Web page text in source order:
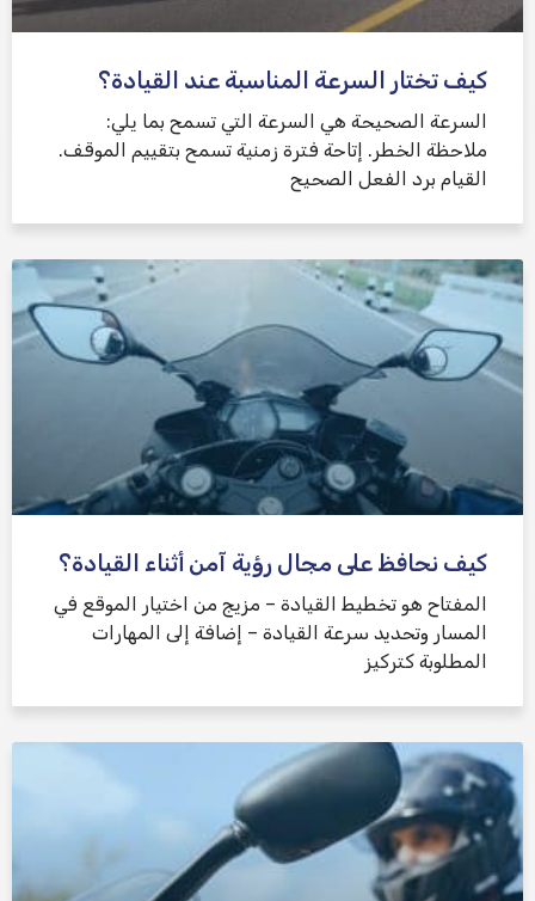
كيف تختار السرعة المناسبة عند القيادة؟
السرعة الصحيحة هي السرعة التي تسمح بما يلي:
ملاحظة الخطر. إتاحة فترة زمنية تسمح بتقييم الموقف.
القيام برد الفعل الصحيح
كيف نحافظ على مجال رؤية آمن أثناء القيادة؟
المفتاح هو تخطيط القيادة – مزيج من اختيار الموقع في
المسار وتحديد سرعة القيادة – إضافة إلى المهارات
المطلوبة كتركيز